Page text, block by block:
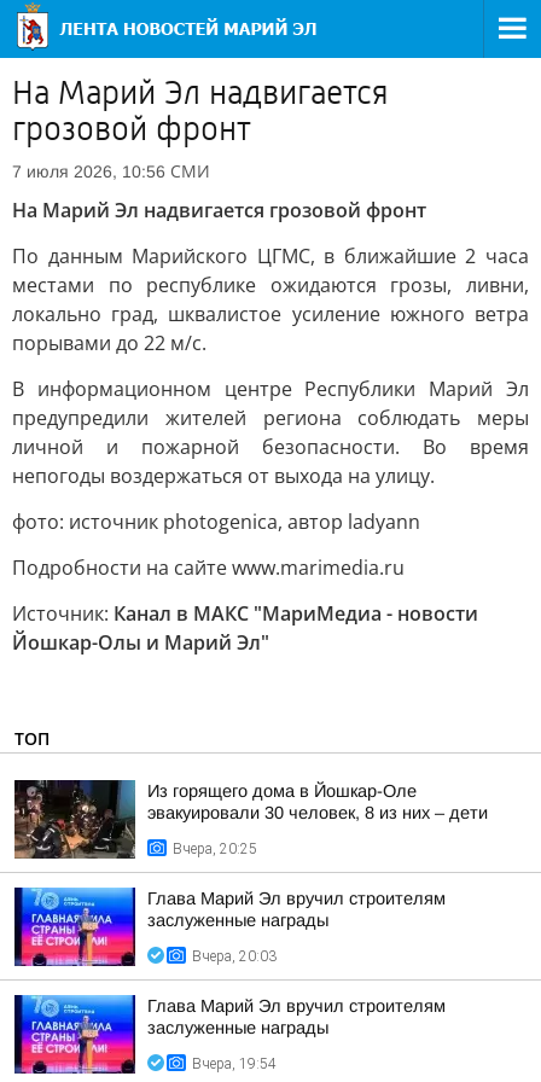
На Марий Эл надвигается
грозовой фронт
7 июля 2026, 10:56 СМИ
На Марий Эл надвигается грозовой фронт
По данным Марийского ЦГМС, в ближайшие 2 часа
местами по республике ожидаются грозы, ливни,
локально град, шквалистое усиление южного ветра
порывами до 22 м/с.
В информационном центре Республики Марий Эл
предупредили жителей региона соблюдать меры
личной и пожарной безопасности. Во время
непогоды воздержаться от выхода на улицу.
фото: источник photogenica, автор ladyann
Подробности на сайте www.marimedia.ru
Источник: Канал в МАКС "МариМедиа - новости
Йошкар-Олы и Марий Эл"
ТОП
Из горящего дома в Йошкар-Оле
эвакуировали 30 человек, 8 из них – дети
Вчера, 20:25
Глава Марий Эл вручил строителям
заслуженные награды
Вчера, 20:03
Глава Марий Эл вручил строителям
заслуженные награды
Вчера, 19:54